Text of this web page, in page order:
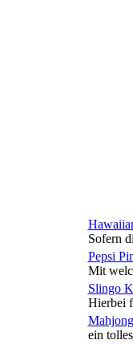
Sofern
Pepsi
Mit
Slingo
Hierbei
ein